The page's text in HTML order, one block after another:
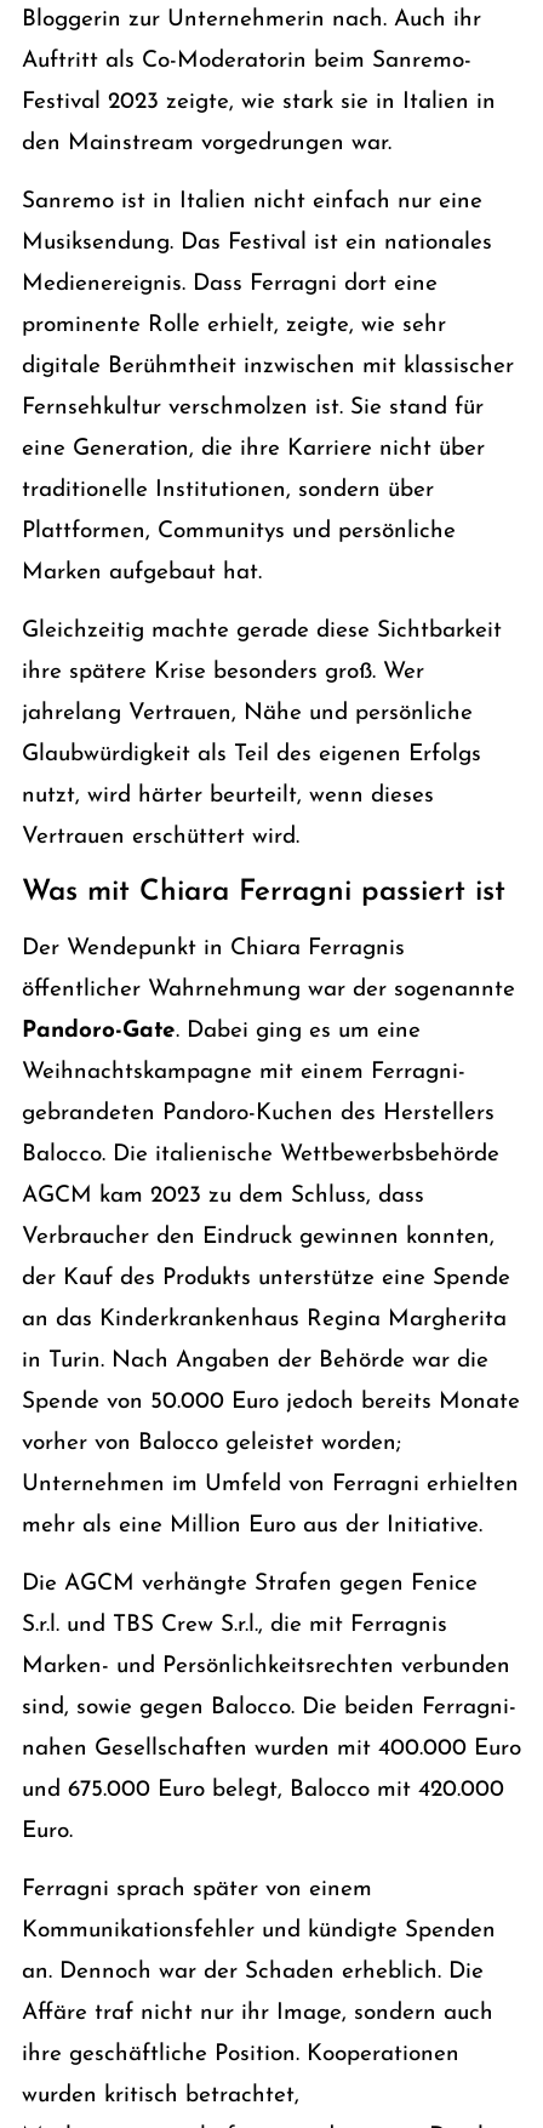
Bloggerin zur Unternehmerin nach. Auch ihr
Auftritt als Co-Moderatorin beim Sanremo-
Festival 2023 zeigte, wie stark sie in Italien in
den Mainstream vorgedrungen war.
Sanremo ist in Italien nicht einfach nur eine
Musiksendung. Das Festival ist ein nationales
Medienereignis. Dass Ferragni dort eine
prominente Rolle erhielt, zeigte, wie sehr
digitale Berühmtheit inzwischen mit klassischer
Fernsehkultur verschmolzen ist. Sie stand für
eine Generation, die ihre Karriere nicht über
traditionelle Institutionen, sondern über
Plattformen, Communitys und persönliche
Marken aufgebaut hat.
Gleichzeitig machte gerade diese Sichtbarkeit
ihre spätere Krise besonders groß. Wer
jahrelang Vertrauen, Nähe und persönliche
Glaubwürdigkeit als Teil des eigenen Erfolgs
nutzt, wird härter beurteilt, wenn dieses
Vertrauen erschüttert wird.
Was mit Chiara Ferragni passiert ist
Der Wendepunkt in Chiara Ferragnis
öffentlicher Wahrnehmung war der sogenannte
Pandoro-Gate. Dabei ging es um eine
Weihnachtskampagne mit einem Ferragni-
gebrandeten Pandoro-Kuchen des Herstellers
Balocco. Die italienische Wettbewerbsbehörde
AGCM kam 2023 zu dem Schluss, dass
Verbraucher den Eindruck gewinnen konnten,
der Kauf des Produkts unterstütze eine Spende
an das Kinderkrankenhaus Regina Margherita
in Turin. Nach Angaben der Behörde war die
Spende von 50.000 Euro jedoch bereits Monate
vorher von Balocco geleistet worden;
Unternehmen im Umfeld von Ferragni erhielten
mehr als eine Million Euro aus der Initiative.
Die AGCM verhängte Strafen gegen Fenice
S.r.l. und TBS Crew S.r.l., die mit Ferragnis
Marken- und Persönlichkeitsrechten verbunden
sind, sowie gegen Balocco. Die beiden Ferragni-
nahen Gesellschaften wurden mit 400.000 Euro
und 675.000 Euro belegt, Balocco mit 420.000
Euro.
Ferragni sprach später von einem
Kommunikationsfehler und kündigte Spenden
an. Dennoch war der Schaden erheblich. Die
Affäre traf nicht nur ihr Image, sondern auch
ihre geschäftliche Position. Kooperationen
wurden kritisch betrachtet,